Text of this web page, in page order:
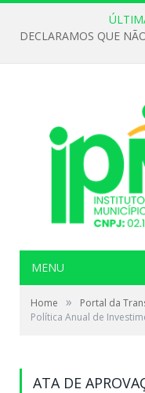
MENU
Home » Portal da
Política Anual de
ATA DE